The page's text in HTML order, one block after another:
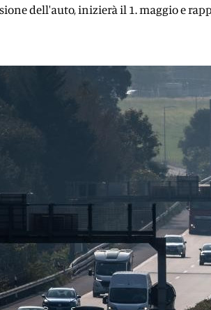
dell'auto, inizierà il 1. maggio e